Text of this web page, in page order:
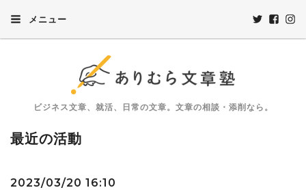
メニュー
ビジネス文章、就活、日常の文章。文章の相談・添削なら。
最近の活動
2023/03/20 16:10